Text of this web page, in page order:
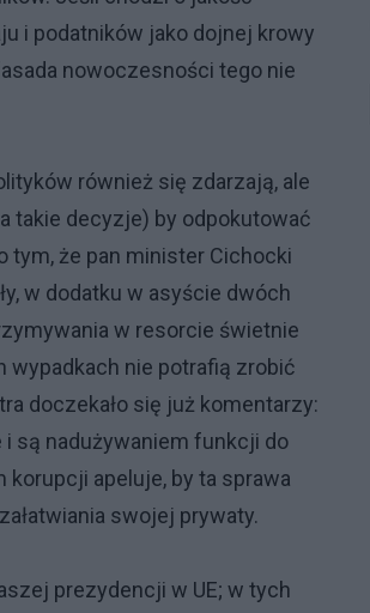
i podatników jako dojnej krowy
nowoczesności tego nie
również się zdarzają, ale
takie decyzje) by odpokutować
tym, że pan minister Cichocki
w dodatku w asyście dwóch
w resorcie świetnie
wypadkach nie potrafią zrobić
doczekało się już komentarzy:
i są nadużywaniem funkcji do
apeluje, by ta sprawa
swojej prywaty.
prezydencji w UE; w tych